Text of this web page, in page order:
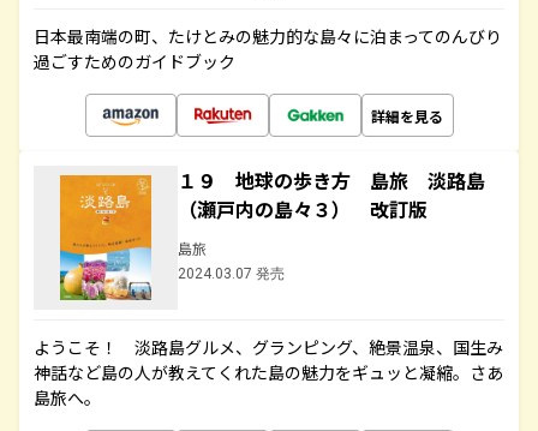
日本最南端の町、たけとみの魅力的な島々に泊まってのんびり
過ごすためのガイドブック
詳細を見る
１９ 地球の歩き方 島旅 淡路島
（瀬戸内の島々３） 改訂版
島旅
2024.03.07 発売
ようこそ！ 淡路島グルメ、グランピング、絶景温泉、国生み
神話など島の人が教えてくれた島の魅力をギュッと凝縮。さあ
島旅へ。